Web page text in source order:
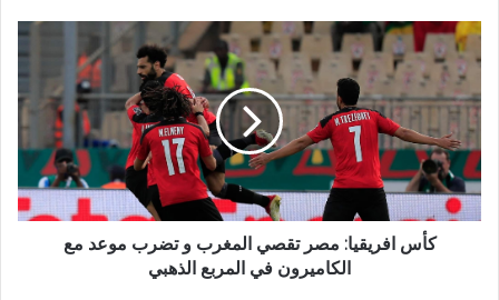
كأس افريقيا: مصر تقصي المغرب و تضرب موعد مع
الكاميرون في المربع الذهبي